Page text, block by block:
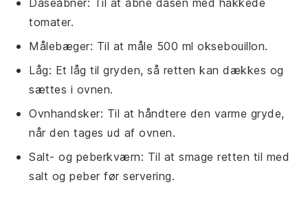
tomater.
Målebæger: Til at måle 500 ml oksebouillon.
Låg: Et låg til gryden, så retten kan dækkes og
sættes i ovnen.
Ovnhandsker: Til at håndtere den varme gryde,
når den tages ud af ovnen.
Salt- og peberkværn: Til at smage retten til med
salt og peber før servering.